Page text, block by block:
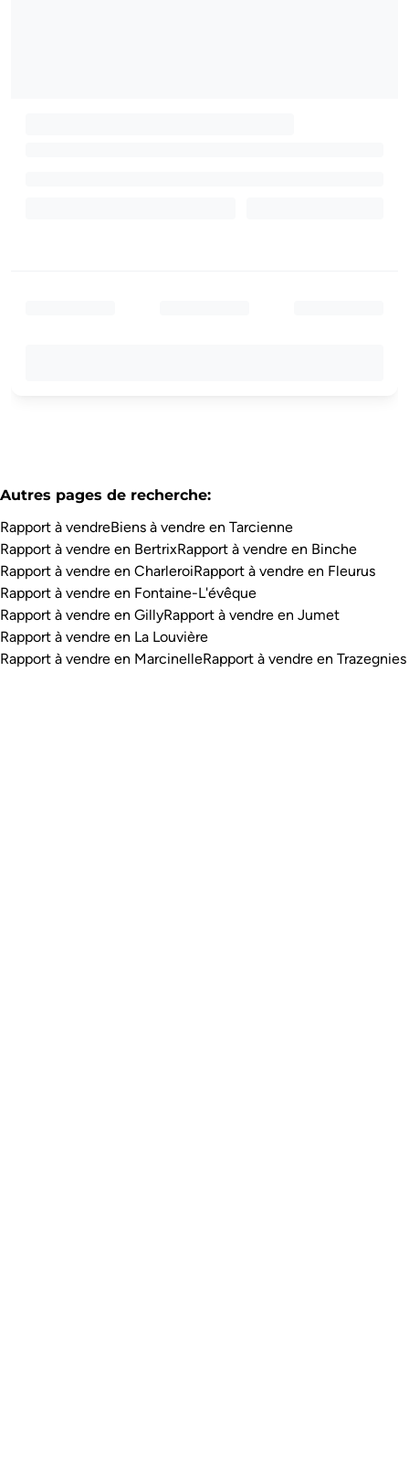
Autres pages de recherche:
Rapport à vendreBiens à vendre en Tarcienne
Rapport à vendre en BertrixRapport à vendre en Binche
Rapport à vendre en CharleroiRapport à vendre en Fleurus
Rapport à vendre en Fontaine-L'évêque
Rapport à vendre en GillyRapport à vendre en Jumet
Rapport à vendre en La Louvière
Rapport à vendre en MarcinelleRapport à vendre en Trazegnies